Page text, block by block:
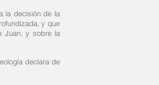
la decisión de la
y que
Juan, y sobre la
declara de